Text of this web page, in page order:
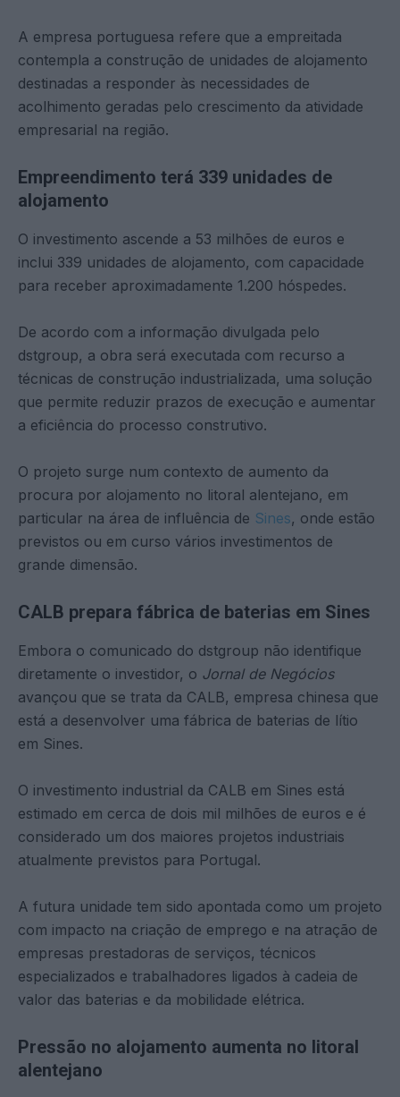
A empresa portuguesa refere que a empreitada
contempla a construção de unidades de alojamento
destinadas a responder às necessidades de
acolhimento geradas pelo crescimento da atividade
empresarial na região.
Empreendimento terá 339 unidades de
alojamento
O investimento ascende a 53 milhões de euros e
inclui 339 unidades de alojamento, com capacidade
para receber aproximadamente 1.200 hóspedes.
De acordo com a informação divulgada pelo
dstgroup, a obra será executada com recurso a
técnicas de construção industrializada, uma solução
que permite reduzir prazos de execução e aumentar
a eficiência do processo construtivo.
O projeto surge num contexto de aumento da
procura por alojamento no litoral alentejano, em
particular na área de influência de Sines, onde estão
previstos ou em curso vários investimentos de
grande dimensão.
CALB prepara fábrica de baterias em Sines
Embora o comunicado do dstgroup não identifique
diretamente o investidor, o Jornal de Negócios
avançou que se trata da CALB, empresa chinesa que
está a desenvolver uma fábrica de baterias de lítio
em Sines.
O investimento industrial da CALB em Sines está
estimado em cerca de dois mil milhões de euros e é
considerado um dos maiores projetos industriais
atualmente previstos para Portugal.
A futura unidade tem sido apontada como um projeto
com impacto na criação de emprego e na atração de
empresas prestadoras de serviços, técnicos
especializados e trabalhadores ligados à cadeia de
valor das baterias e da mobilidade elétrica.
Pressão no alojamento aumenta no litoral
alentejano